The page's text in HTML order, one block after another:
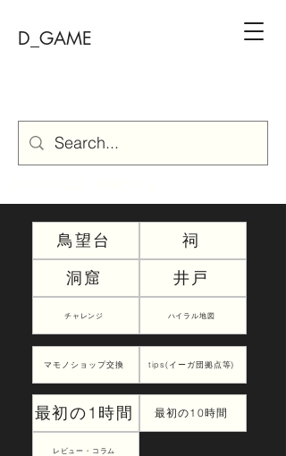
D_GAME
鳥望台
祠
洞窟
井戸
チャレンジ ハイラル地図
マモノショップ交換 tips(イーガ団拠点等)
最初の1時間 最初の10時間
レビュー・コラム